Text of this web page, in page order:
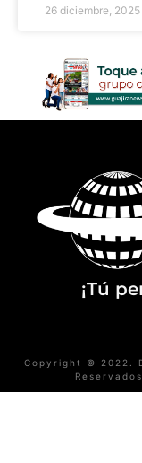
26 diciembre, 2025
¡Tú
Copyright © 2022.
Reservados